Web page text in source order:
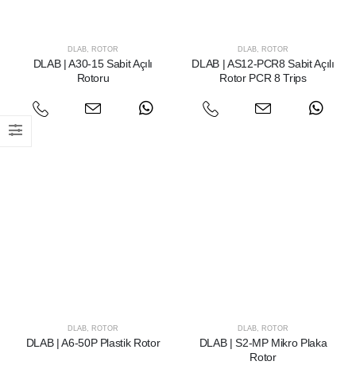
DLAB, ROTOR
DLAB | A30-15 Sabit Açılı
Rotoru
DLAB, ROTOR
DLAB | AS12-PCR8 Sabit Açılı
Rotor PCR 8 Trips
DLAB, ROTOR
DLAB | A6-50P Plastik Rotor
DLAB, ROTOR
DLAB | S2-MP Mikro Plaka
Rotor